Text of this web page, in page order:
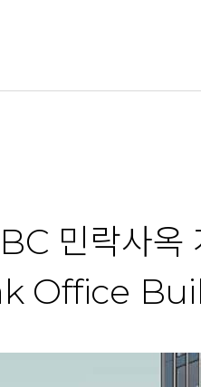
민락사옥
Office